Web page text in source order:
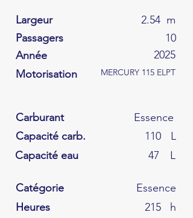
Largeur 2.54 m
Passagers
10
Année
2025
Motorisation
MERCURY 115 ELPT
Carburant
Essence
Capacité carb.
110
L
Capacité eau
47 L
Catégorie
Essence
Heures
215 h